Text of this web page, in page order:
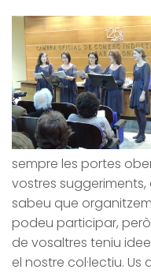
sempre les portes
vostres
sabeu que
podeu participar,
de vosaltres teniu
el nostre col·lectiu.